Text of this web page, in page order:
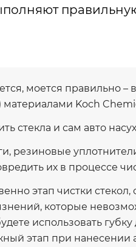
моется правильно
Koch
стекла и сам авто
резиновые
их в процессе
этап чистки стекол,
которые
использовать
этап при нанесении